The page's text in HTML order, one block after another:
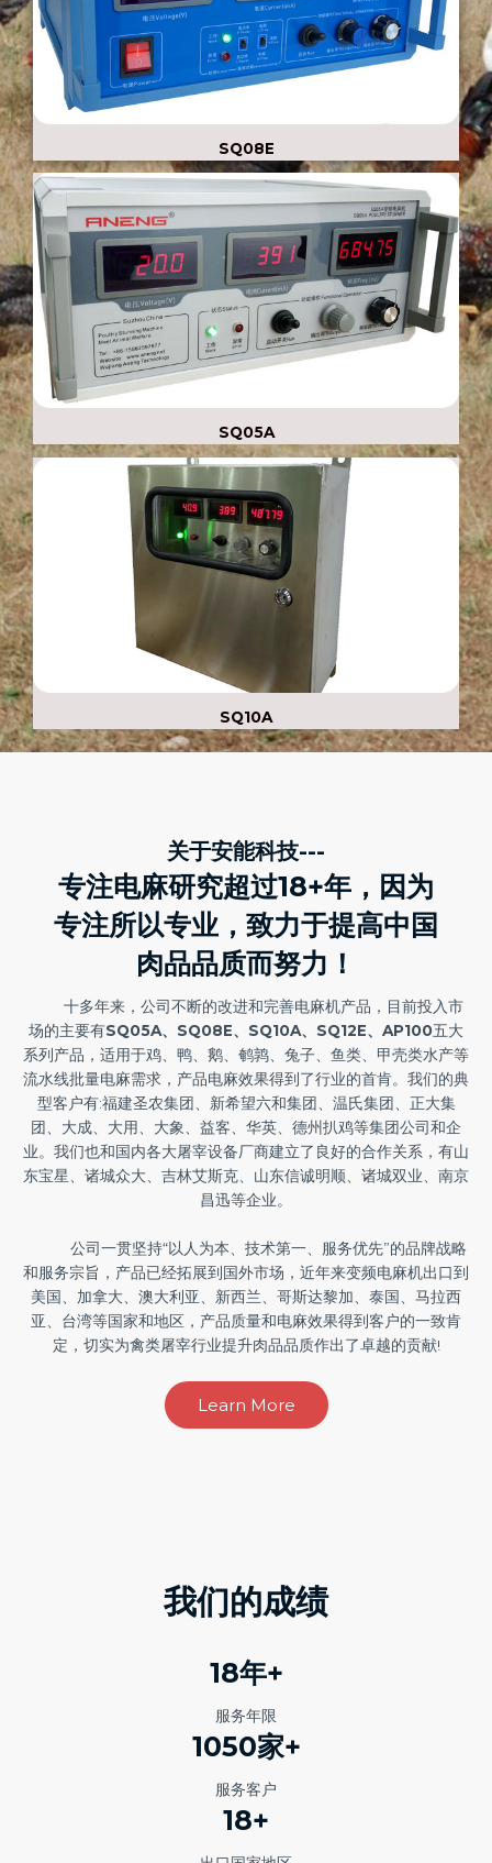
SQ08E
SQ05A
SQ10A
关于安能科技---
专注电麻研究超过18+年，因为
专注所以专业，致力于提高中国
肉品品质而努力！
十多年来，公司不断的改进和完善电麻机产品，目前投入市
场的主要有SQ05A、SQ08E、SQ10A、SQ12E、AP100五大
系列产品，适用于鸡、鸭、鹅、鹌鹑、兔子、鱼类、甲壳类水产等
流水线批量电麻需求，产品电麻效果得到了行业的首肯。我们的典
型客户有:福建圣农集团、新希望六和集团、温氏集团、正大集
团、大成、大用、大象、益客、华英、德州扒鸡等集团公司和企
业。我们也和国内各大屠宰设备厂商建立了良好的合作关系，有山
东宝星、诸城众大、吉林艾斯克、山东信诚明顺、诸城双业、南京
昌迅等企业。
公司一贯坚持“以人为本、技术第一、服务优先”的品牌战略
和服务宗旨，产品已经拓展到国外市场，近年来变频电麻机出口到
美国、加拿大、澳大利亚、新西兰、哥斯达黎加、泰国、马拉西
亚、台湾等国家和地区，产品质量和电麻效果得到客户的一致肯
定，切实为禽类屠宰行业提升肉品品质作出了卓越的贡献!
Learn More
我们的成绩
18年+
服务年限
1050家+
服务客户
18+